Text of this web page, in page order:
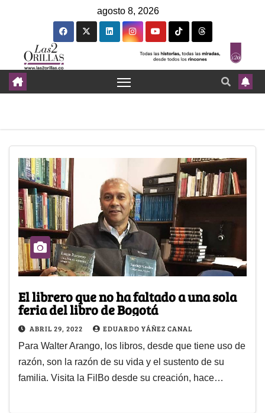
agosto 8, 2026
El librero que no ha faltado a una sola
feria del libro de Bogotá
ABRIL 29, 2022 EDUARDO YÁÑEZ CANAL
Para Walter Arango, los libros, desde que tiene uso de
razón, son la razón de su vida y el sustento de su
familia. Visita la FilBo desde su creación, hace…